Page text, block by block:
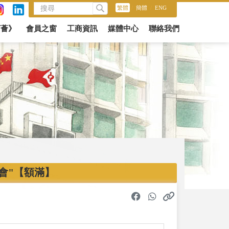
繁體 簡體 ENG
》 會員之窗 工商資訊 媒體中心 聯絡我們
"【額滿】